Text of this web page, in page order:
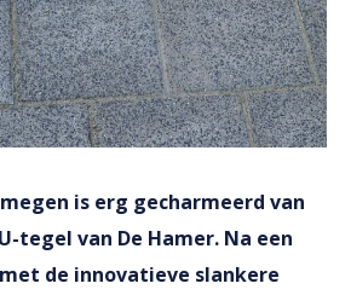
is erg gecharmeerd van
tegel van De Hamer. Na een
de innovatieve slankere